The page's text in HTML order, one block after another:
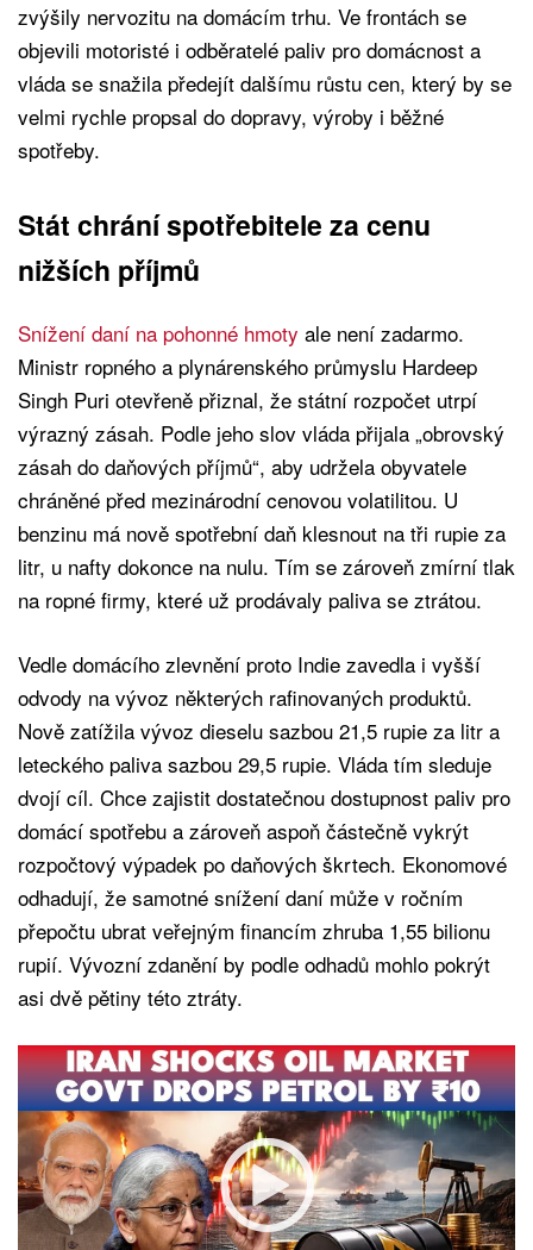
zvýšily nervozitu na domácím trhu. Ve frontách se
objevili motoristé i odběratelé paliv pro domácnost a
vláda se snažila předejít dalšímu růstu cen, který by se
velmi rychle propsal do dopravy, výroby i běžné
spotřeby.
Stát chrání spotřebitele za cenu
nižších příjmů
Snížení daní na pohonné hmoty ale není zadarmo.
Ministr ropného a plynárenského průmyslu Hardeep
Singh Puri otevřeně přiznal, že státní rozpočet utrpí
výrazný zásah. Podle jeho slov vláda přijala „obrovský
zásah do daňových příjmů“, aby udržela obyvatele
chráněné před mezinárodní cenovou volatilitou. U
benzinu má nově spotřební daň klesnout na tři rupie za
litr, u nafty dokonce na nulu. Tím se zároveň zmírní tlak
na ropné firmy, které už prodávaly paliva se ztrátou.
Vedle domácího zlevnění proto Indie zavedla i vyšší
odvody na vývoz některých rafinovaných produktů.
Nově zatížila vývoz dieselu sazbou 21,5 rupie za litr a
leteckého paliva sazbou 29,5 rupie. Vláda tím sleduje
dvojí cíl. Chce zajistit dostatečnou dostupnost paliv pro
domácí spotřebu a zároveň aspoň částečně vykrýt
rozpočtový výpadek po daňových škrtech. Ekonomové
odhadují, že samotné snížení daní může v ročním
přepočtu ubrat veřejným financím zhruba 1,55 bilionu
rupií. Vývozní zdanění by podle odhadů mohlo pokrýt
asi dvě pětiny této ztráty.